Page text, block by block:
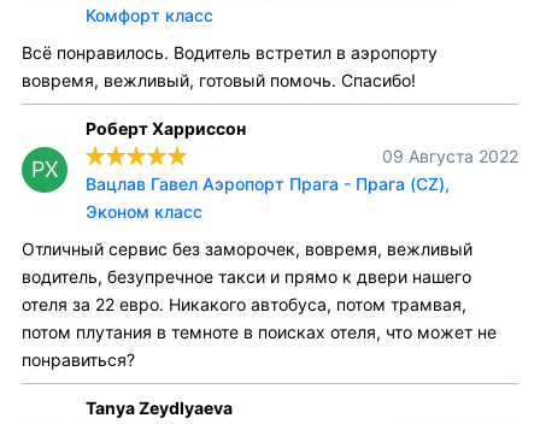
Комфорт класс
Всё понравилось. Водитель встретил в аэропорту
вовремя, вежливый, готовый помочь. Спасибо!
РХ
Роберт Харриссон
09 Августа 2022
Вацлав Гавел Аэропорт Прага - Прага (CZ),
Эконом класс
Отличный сервис без заморочек, вовремя, вежливый
водитель, безупречное такси и прямо к двери нашего
отеля за 22 евро. Никакого автобуса, потом трамвая,
потом плутания в темноте в поисках отеля, что может не
понравиться?
Tanya Zeydlyaeva